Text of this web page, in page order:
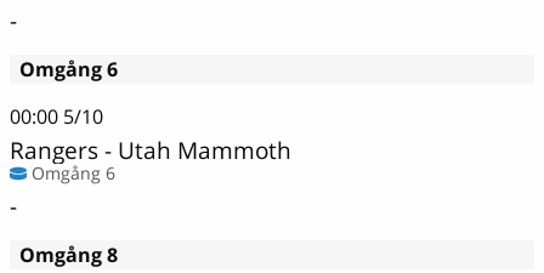
-
Omgång 6
00:00 5/10
Rangers - Utah Mammoth
Omgång 6
-
Omgång 8